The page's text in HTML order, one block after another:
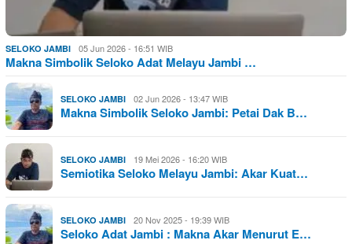
SELOKO JAMBI 05 Jun 2026 - 16:51 WIB
Makna Simbolik Seloko Adat Melayu Jambi …
SELOKO JAMBI 02 Jun 2026 - 13:47 WIB
Makna Simbolik Seloko Jambi: Petai Dak B…
SELOKO JAMBI 19 Mei 2026 - 16:20 WIB
Semiotika Seloko Melayu Jambi: Akar Kuat…
SELOKO JAMBI 20 Nov 2025 - 19:39 WIB
Seloko Adat Jambi : Makna Akar Menurut E…